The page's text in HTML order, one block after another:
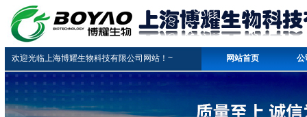
欢迎光临上海博耀生物科技有限公司网站！~ 网站首页 公